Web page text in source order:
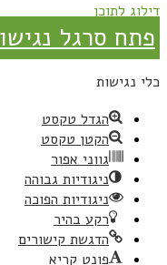
דילוג לתוכן
פתח סרגל
כלי נגישות
הגדל טקסט
הקטן טקסט
גווני אפור
ניגודיות גבוהה
ניגודיות הפוכה
רקע בהיר
הדגשת קישורים
פונט קריא